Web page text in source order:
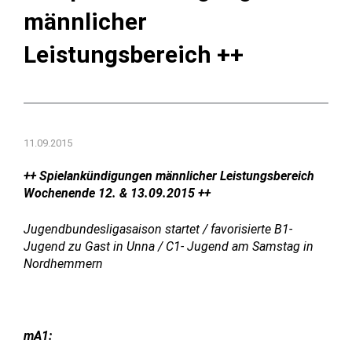
männlicher
Leistungsbereich ++
11.09.2015
++ Spielankündigungen männlicher Leistungsbereich
Wochenende 12. & 13.09.2015 ++
Jugendbundesligasaison startet / favorisierte B1-
Jugend zu Gast in Unna / C1- Jugend am Samstag in
Nordhemmern
mA1: